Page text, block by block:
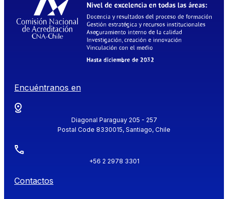
Encuéntranos en
Diagonal Paraguay 205 - 257
Postal Code 8330015, Santiago, Chile
+56 2 2978 3301
Contactos